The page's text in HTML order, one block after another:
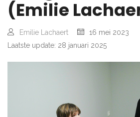
(Emilie
Emilie Lachaert
16 mei 2023
Laatste update: 28 januari 2025